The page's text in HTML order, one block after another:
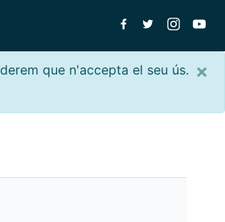
×
que n'accepta el seu ús.